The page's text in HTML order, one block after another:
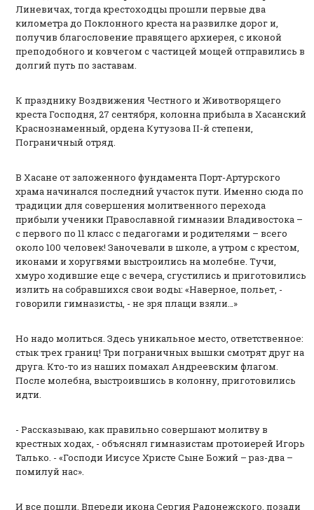
Линевичах, тогда крестоходцы прошли первые два
километра до Поклонного креста на развилке дорог и,
получив благословение правящего архиерея, с иконой
преподобного и ковчегом с частицей мощей отправились в
долгий путь по заставам.
К празднику Воздвижения Честного и Животворящего
креста Господня, 27 сентября, колонна прибыла в Хасанский
Краснознаменный, ордена Кутузова II-й степени,
Пограничный отряд.
В Хасане от заложенного фундамента Порт-Артурского
храма начинался последний участок пути. Именно сюда по
традиции для совершения молитвенного перехода
прибыли ученики Православной гимназии Владивостока –
с первого по 11 класс с педагогами и родителями – всего
около 100 человек! Заночевали в школе, а утром с крестом,
иконами и хоругвями выстроились на молебне. Тучи,
хмуро ходившие еще с вечера, сгустились и приготовились
излить на собравшихся свои воды: «Наверное, польет, -
говорили гимназисты, - не зря плащи взяли…»
Но надо молиться. Здесь уникальное место, ответственное:
стык трех границ! Три пограничных вышки смотрят друг на
друга. Кто-то из наших помахал Андреевским флагом.
После молебна, выстроившись в колонну, приготовились
идти.
- Рассказываю, как правильно совершают молитву в
крестных ходах, - объяснял гимназистам протоиерей Игорь
Талько. - «Господи Иисусе Христе Сыне Божий – раз-два –
помилуй нас».
И все пошли. Впереди икона Сергия Радонежского, позади